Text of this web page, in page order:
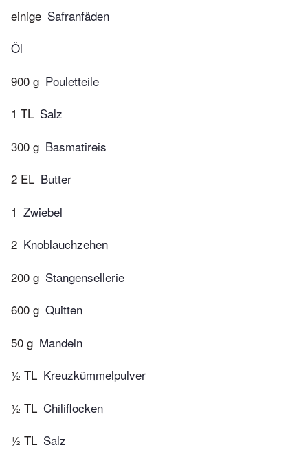
einige Safranfäden
Öl
900 g Pouletteile
1 TL Salz
300 g Basmatireis
2 EL Butter
1 Zwiebel
2 Knoblauchzehen
200 g Stangensellerie
600 g Quitten
50 g Mandeln
½ TL Kreuzkümmelpulver
½ TL Chiliflocken
½ TL Salz